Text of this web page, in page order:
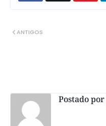
ANTIGOS
Postado por